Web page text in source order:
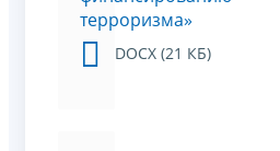
терроризма»
DOCX (21 КБ)